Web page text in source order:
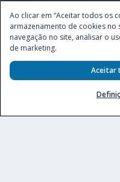
Este site é operado pela Ventmear
endereço na Avenida Brigadeiro
Município de São Paulo, Estado
Secretaria de Prêmios e Apostas
247, de 07.02.2025,
Ao clicar em “Aceitar todos os
armazenamento de cookies
navegação no site, analisar o
de marketing.
Aceitar